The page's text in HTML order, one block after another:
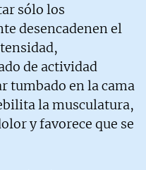
sólo los
desencadenen el
de actividad
tumbado en la cama
la musculatura,
y favorece que se